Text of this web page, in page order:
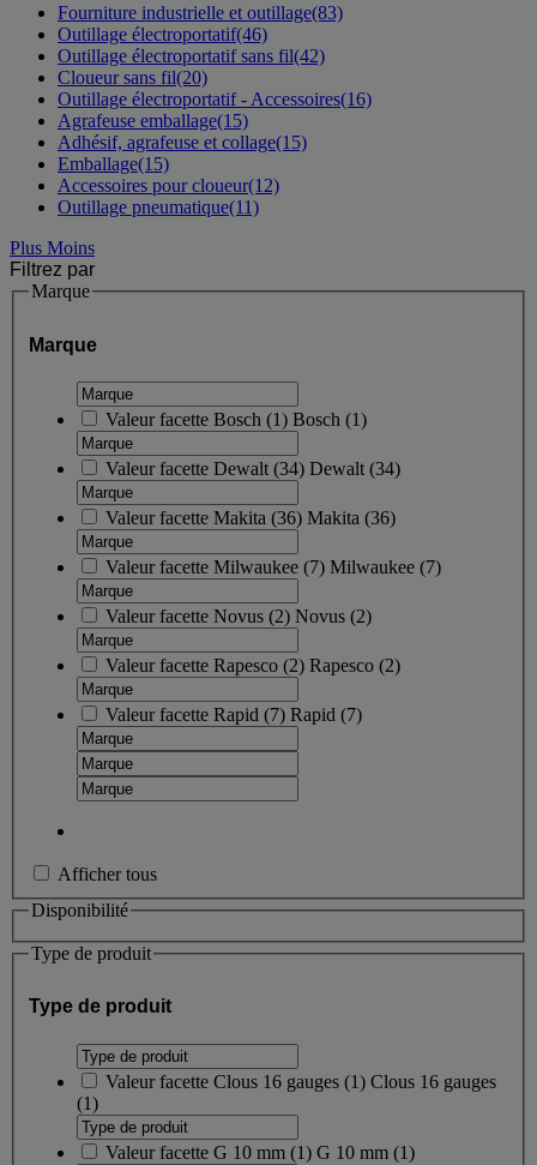
Fourniture industrielle et outillage(83)
Outillage électroportatif(46)
Outillage électroportatif sans fil(42)
Cloueur sans fil(20)
Outillage électroportatif - Accessoires(16)
Agrafeuse emballage(15)
Adhésif, agrafeuse et collage(15)
Emballage(15)
Accessoires pour cloueur(12)
Outillage pneumatique(11)
Plus Moins
Filtrez par
Marque
Marque
Valeur facette Bosch (1) Bosch (1)
Valeur facette Dewalt (34) Dewalt (34)
Valeur facette Makita (36) Makita (36)
Valeur facette Milwaukee (7) Milwaukee (7)
Valeur facette Novus (2) Novus (2)
Valeur facette Rapesco (2) Rapesco (2)
Valeur facette Rapid (7) Rapid (7)
Afficher tous
Disponibilité
Type de produit
Type de produit
Valeur facette Clous 16 gauges (1) Clous 16 gauges
(1)
Valeur facette G 10 mm (1) G 10 mm (1)